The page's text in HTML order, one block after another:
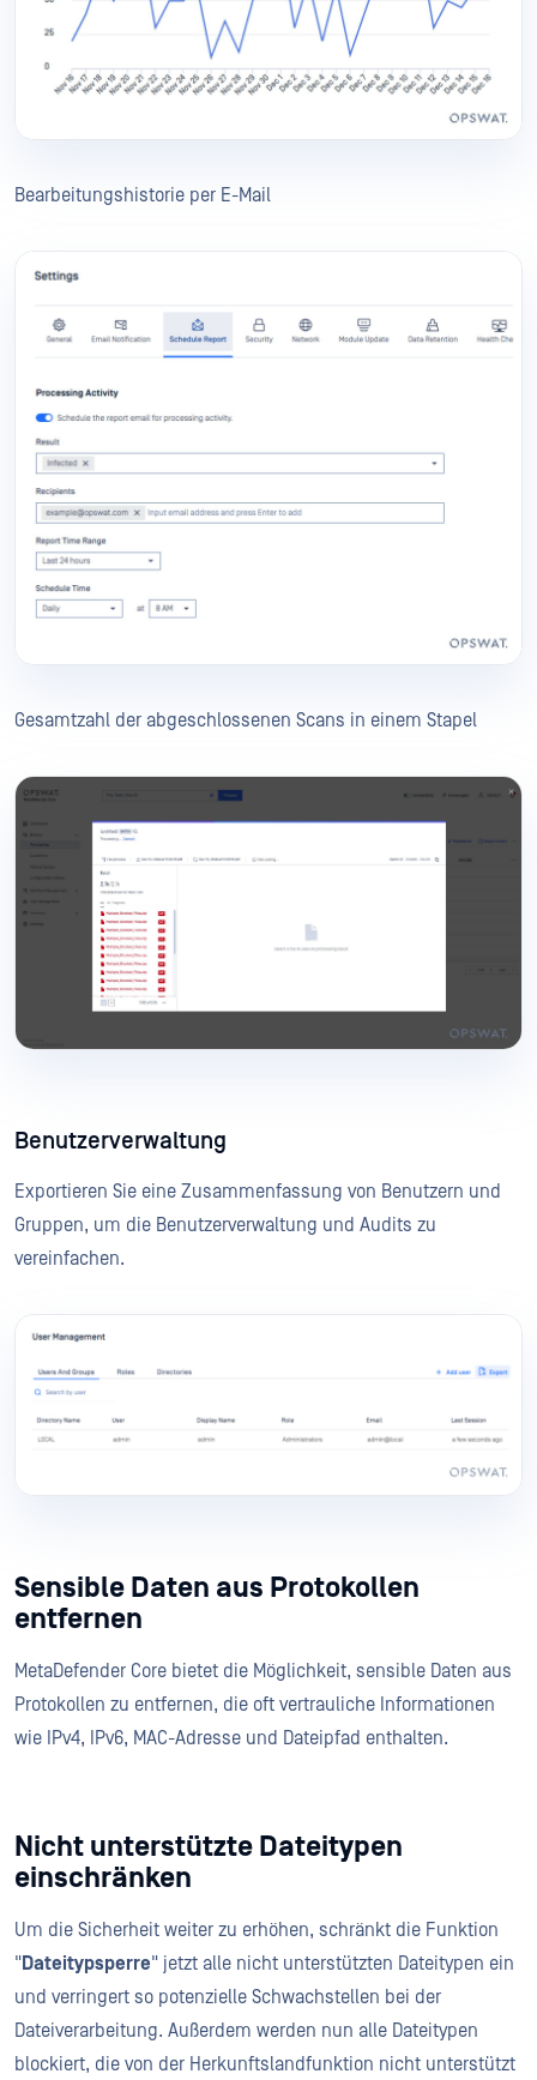
Bearbeitungshistorie per E-Mail
Gesamtzahl der abgeschlossenen Scans in einem Stapel
Benutzerverwaltung
Exportieren Sie eine Zusammenfassung von Benutzern und
Gruppen, um die Benutzerverwaltung und Audits zu
vereinfachen.
Sensible Daten aus Protokollen
entfernen
MetaDefender Core bietet die Möglichkeit, sensible Daten aus
Protokollen zu entfernen, die oft vertrauliche Informationen
wie IPv4, IPv6, MAC-Adresse und Dateipfad enthalten.
Nicht unterstützte Dateitypen
einschränken
Um die Sicherheit weiter zu erhöhen, schränkt die Funktion
"Dateitypsperre" jetzt alle nicht unterstützten Dateitypen ein
und verringert so potenzielle Schwachstellen bei der
Dateiverarbeitung. Außerdem werden nun alle Dateitypen
blockiert, die von der Herkunftslandfunktion nicht unterstützt